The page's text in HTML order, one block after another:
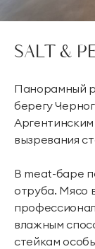
SALT &
Панорамный
берегу
вызревания
В meat-баре
отруба. Мясо
влажным
стейкам